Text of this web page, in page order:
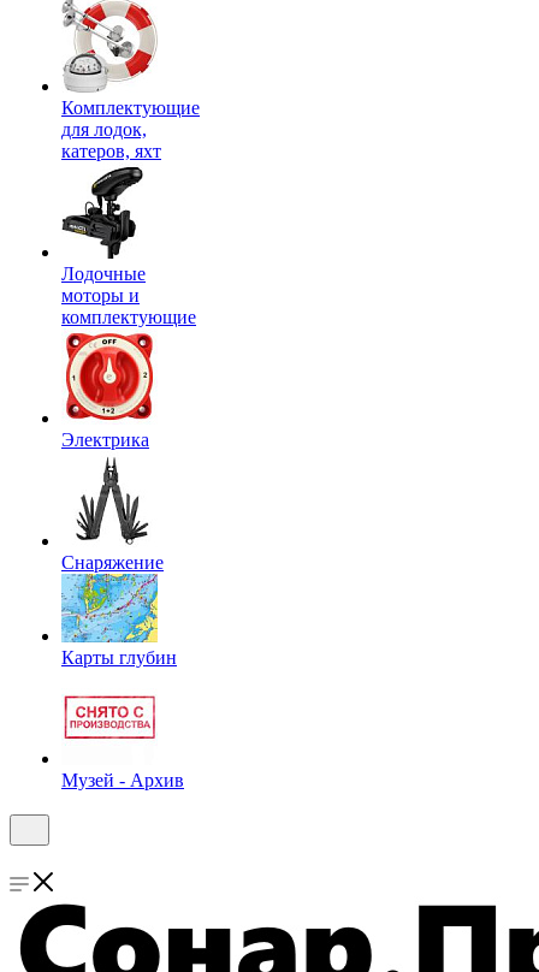
Комплектующие
для лодок,
катеров, яхт
Лодочные
моторы и
комплектующие
Электрика
Снаряжение
Карты глубин
Музей - Архив